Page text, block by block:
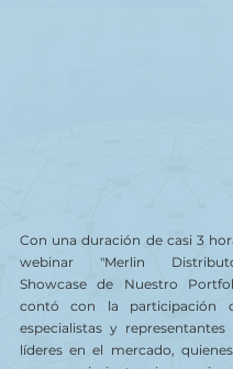
Con una duración de casi 3
webinar "Merlin
Showcase de Nuestro
contó con la participación
especialistas y
líderes en el mercado,